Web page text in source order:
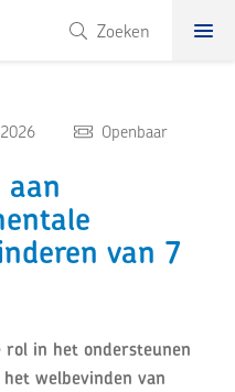
Zoeken
Openbaar
aan
van 7
rol in het ondersteunen
welbevinden van